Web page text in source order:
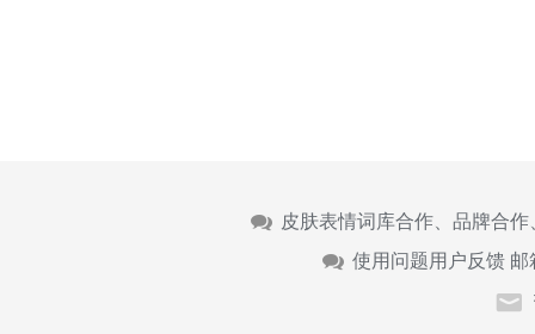
皮肤表情词库合作、品牌合
使用问题用户反馈 邮